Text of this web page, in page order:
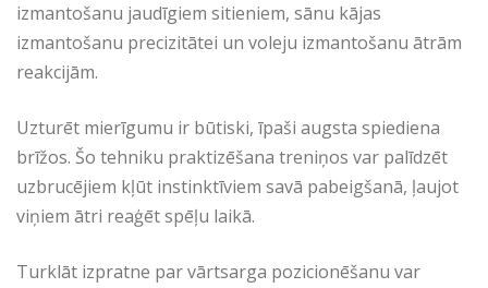
izmantošanu jaudīgiem sitieniem, sānu kājas
izmantošanu precizitātei un voleju izmantošanu ātrām
reakcijām.
Uzturēt mierīgumu ir būtiski, īpaši augsta spiediena
brīžos. Šo tehniku praktizēšana treniņos var palīdzēt
uzbrucējiem kļūt instinktīviem savā pabeigšanā, ļaujot
viņiem ātri reaģēt spēļu laikā.
Turklāt izpratne par vārtsarga pozicionēšanu var